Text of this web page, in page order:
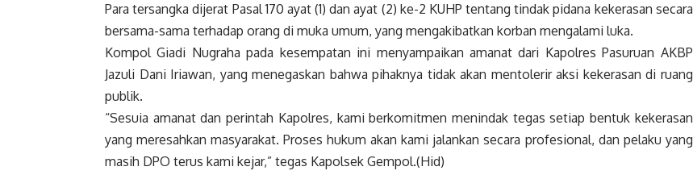
Para tersangka dijerat Pasal 170 ayat (1) dan ayat (2) ke-2 KUHP tentang tindak pidana kekerasan secara
bersama-sama terhadap orang di muka umum, yang mengakibatkan korban mengalami luka.
Kompol Giadi Nugraha pada kesempatan ini menyampaikan amanat dari Kapolres Pasuruan AKBP
Jazuli Dani Iriawan, yang menegaskan bahwa pihaknya tidak akan mentolerir aksi kekerasan di ruang
publik.
“Sesuia amanat dan perintah Kapolres, kami berkomitmen menindak tegas setiap bentuk kekerasan
yang meresahkan masyarakat. Proses hukum akan kami jalankan secara profesional, dan pelaku yang
masih DPO terus kami kejar,” tegas Kapolsek Gempol.(Hid)